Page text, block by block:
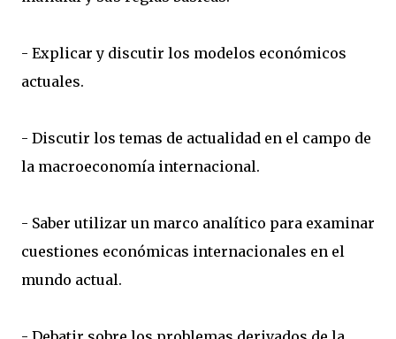
- Explicar y discutir los modelos económicos
actuales.
- Discutir los temas de actualidad en el campo de
la macroeconomía internacional.
- Saber utilizar un marco analítico para examinar
cuestiones económicas internacionales en el
mundo actual.